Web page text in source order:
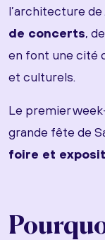
l’architecture
de concerts,
en font une cité
et culturels.
Le premier
grande fête de
foire et